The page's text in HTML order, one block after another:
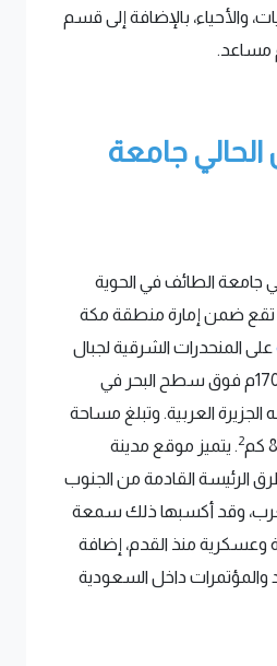
والأحياء، بالإضافة إلى قسم
مساعد.
الحالي جامعة
جامعة الطائف في الحوية
تقع ضمن إمارة منطقة مكة
على المنحدرات الشرقية لجبال
السروات على ارتفاع 1700م فوق سطح البحر في
العربية. وتبلغ مساحة
2. يتميز موقع مدينة
الرئيسة القادمة من الجنوب
وقد أكسبها ذلك سمعة
وعسكرية منذ القدم، إضافة
والمؤتمرات داخل السعودية